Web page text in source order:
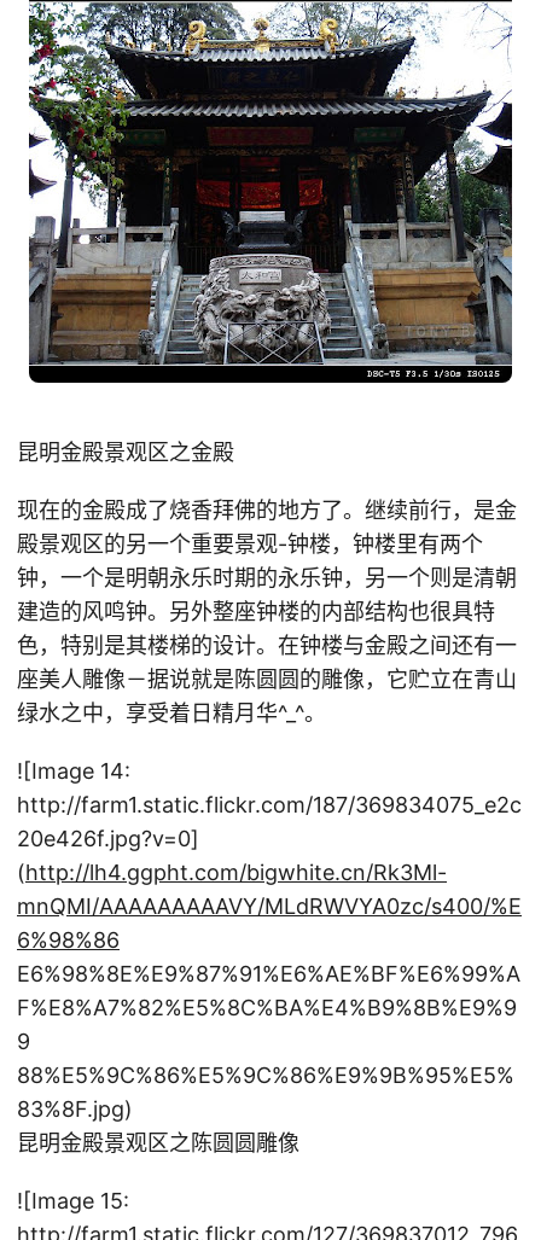
昆明金殿景观区之金殿
现在的金殿成了烧香拜佛的地方了。继续前行，是金
殿景观区的另一个重要景观-钟楼，钟楼里有两个
钟，一个是明朝永乐时期的永乐钟，另一个则是清朝
建造的风鸣钟。另外整座钟楼的内部结构也很具特
色，特别是其楼梯的设计。在钟楼与金殿之间还有一
座美人雕像－据说就是陈圆圆的雕像，它贮立在青山
绿水之中，享受着日精月华^_^。
![Image 14:
http://farm1.static.flickr.com/187/369834075_e2c
20e426f.jpg?v=0]
(http://lh4.ggpht.com/bigwhite.cn/Rk3Ml-
mnQMI/AAAAAAAAAVY/MLdRWVYA0zc/s400/%E
6%98%86
E6%98%8E%E9%87%91%E6%AE%BF%E6%99%A
F%E8%A7%82%E5%8C%BA%E4%B9%8B%E9%9
9
88%E5%9C%86%E5%9C%86%E9%9B%95%E5%
83%8F.jpg)
昆明金殿景观区之陈圆圆雕像
![Image 15:
http://farm1.static.flickr.com/127/369837012_796